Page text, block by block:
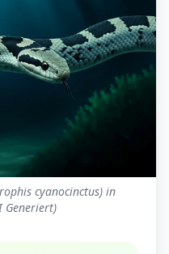
cyanocinctus) in
Generiert)